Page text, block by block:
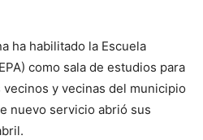
ha habilitado la Escuela
como sala de estudios para
y vecinas del municipio
nuevo servicio abrió sus